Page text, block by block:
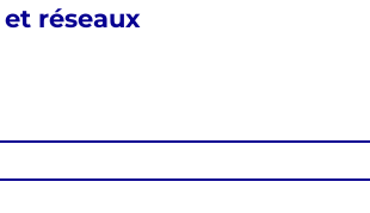
réseaux